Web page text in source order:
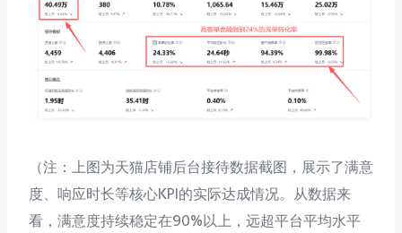
（注：上图为天猫店铺后台接待数据截图，展示了满意
度、响应时长等核心KPI的实际达成情况。从数据来
看，满意度持续稳定在90%以上，远超平台平均水平